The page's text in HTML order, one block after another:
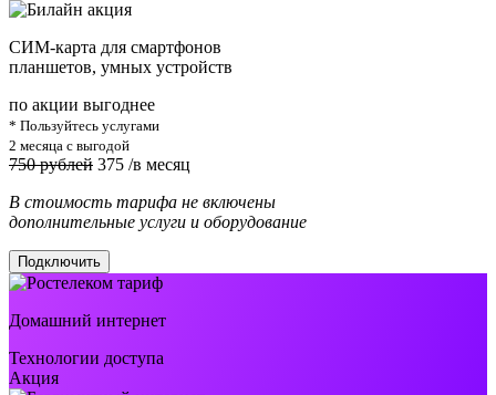
СИМ-карта для смартфонов
планшетов, умных устройств
по акции выгоднее
* Пользуйтесь услугами
2 месяца с выгодой
750 рублей 375 /в месяц
В стоимость тарифа не включены
дополнительные услуги и оборудование
Подключить
Домашний интернет
Технологии доступа
Акция